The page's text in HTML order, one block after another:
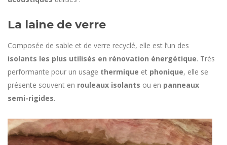
La laine de verre
Composée de sable et de verre recyclé, elle est l’un des
isolants les plus utilisés en rénovation énergétique. Très
performante pour un usage thermique et phonique, elle se
présente souvent en rouleaux isolants ou en panneaux
semi-rigides.